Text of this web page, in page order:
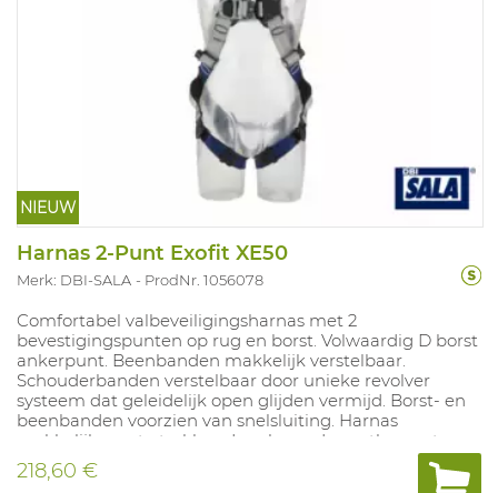
NIEUW
Harnas 2-Punt Exofit XE50
Merk: DBI-SALA ProdNr. 1056078
Comfortabel valbeveiligingsharnas met 2
bevestigingspunten op rug en borst. Volwaardig D borst
ankerpunt. Beenbanden makkelijk verstelbaar.
Schouderbanden verstelbaar door unieke revolver
systeem dat geleidelijk open glijden vermijd. Borst- en
beenbanden voorzien van snelsluiting. Harnas
makkelijk aan te trekken. Ingebouwde voetlussen ter
voorkoming van hangtrauma, valindicator voor-en
achteraan.
218,60 €